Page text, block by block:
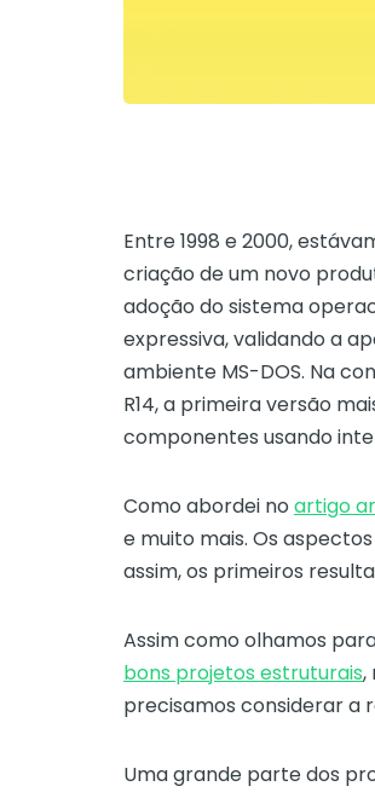
Entre 1998 e 2000,
criação de um novo
adoção do sistema
expressiva, validando a
ambiente MS-DOS. Na
R14, a primeira versão
componentes usando
Como abordei no artigo
e muito mais. Os
assim, os primeiros
Assim como olhamos
bons projetos estruturais,
precisamos considerar a
Uma grande parte dos